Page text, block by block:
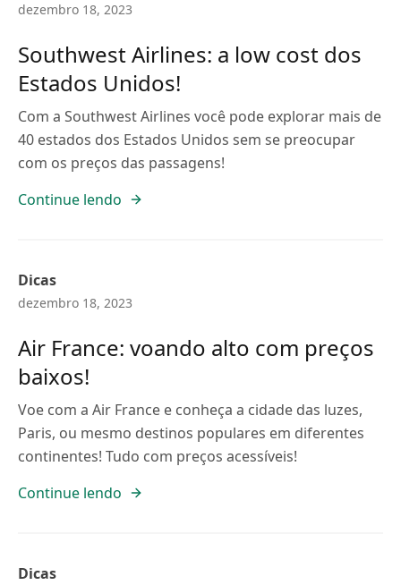
dezembro 18, 2023
Southwest Airlines: a low cost dos
Estados Unidos!
Com a Southwest Airlines você pode explorar mais de
40 estados dos Estados Unidos sem se preocupar
com os preços das passagens!
Continue lendo
Dicas
dezembro 18, 2023
Air France: voando alto com preços
baixos!
Voe com a Air France e conheça a cidade das luzes,
Paris, ou mesmo destinos populares em diferentes
continentes! Tudo com preços acessíveis!
Continue lendo
Dicas